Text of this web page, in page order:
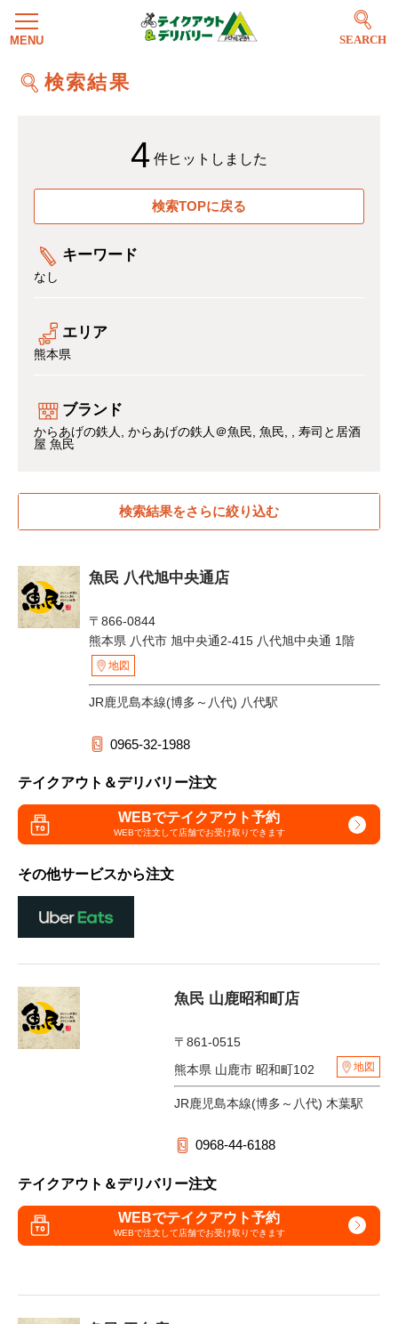
SEARCH
検索結果
4 件ヒットしました
検索TOPに戻る
キーワード
なし
エリア
熊本県
ブランド
からあげの鉄人 からあげの鉄人＠魚民 魚民
寿司と居酒
屋 魚民
検索結果をさらに絞り込む
魚民 八代旭中央通店
〒866-0844
熊本県 八代市 旭中央通2-415 八代旭中央通 1階
地図
JR鹿児島本線(博多～八代) 八代駅
0965-32-1988
テイクアウト＆デリバリー注文
WEBでテイクアウト予約
WEBで注文して店舗でお受け取りできます
その他サービスから注文
魚民 山鹿昭和町店
〒861-0515
熊本県 山鹿市 昭和町102
地図
JR鹿児島本線(博多～八代) 木葉駅
0968-44-6188
テイクアウト＆デリバリー注文
WEBでテイクアウト予約
WEBで注文して店舗でお受け取りできます